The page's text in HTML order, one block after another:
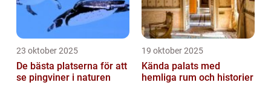
23 oktober 2025
De bästa platserna för att
se pingviner i naturen
19 oktober 2025
Kända palats med
hemliga rum och historier